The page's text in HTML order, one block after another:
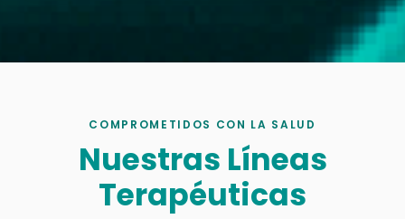
COMPROMETIDOS CON LA SALUD
Nuestras Líneas
Terapéuticas